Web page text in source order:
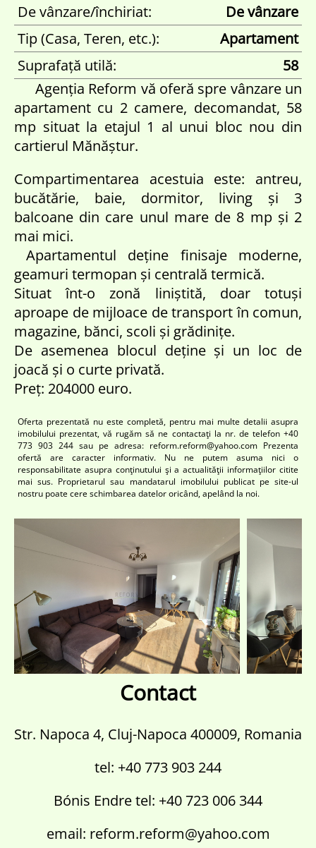
De vânzare/închiriat:
De vânzare
Tip (Casa, Teren, etc.):
Apartament
Suprafață utilă:
58
Agenția Reform vă oferă spre vânzare un
apartament cu 2 camere, decomandat, 58
mp situat la etajul 1 al unui bloc nou din
cartierul Mănăștur.
Compartimentarea acestuia este: antreu,
bucătărie, baie, dormitor, living și 3
balcoane din care unul mare de 8 mp și 2
mai mici.
Apartamentul deține finisaje moderne,
geamuri termopan și centrală termică.
Situat înt-o zonă liniștită, doar totuși
aproape de mijloace de transport în comun,
magazine, bănci, scoli și grădinițe.
De asemenea blocul deține și un loc de
joacă și o curte privată.
Preț: 204000 euro.
Oferta prezentată nu este completă, pentru mai multe detalii asupra
imobilului prezentat, vă rugăm să ne contactaţi la nr. de telefon +40
773 903 244 sau pe adresa: reform.reform@yahoo.com Prezenta
ofertă are caracter informativ. Nu ne putem asuma nici o
responsabilitate asupra conţinutului şi a actualităţii informaţiilor citite
mai sus. Proprietarul sau mandatarul imobilului publicat pe site-ul
nostru poate cere schimbarea datelor oricând, apelând la noi.
Contact
Str. Napoca 4, Cluj-Napoca 400009, Romania
tel: +40 773 903 244
Bónis Endre tel: +40 723 006 344
email: reform.reform@yahoo.com